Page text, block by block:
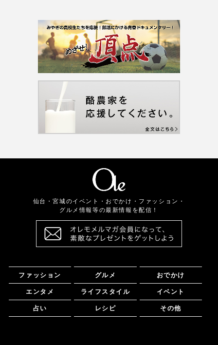
仙台・宮城のイベント・おでかけ・ファッション・
グルメ情報等の最新情報を配信！
ファッション グルメ おでかけ
エンタメ ライフスタイル イベント
占い レシピ その他